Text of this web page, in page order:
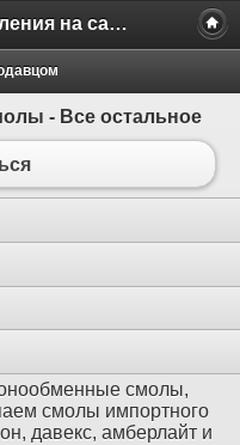
Бесплатные объявления на сайте MILAMO.ru
- Все остальное
смолы,
смолы импортного
давекс, амберлайт и